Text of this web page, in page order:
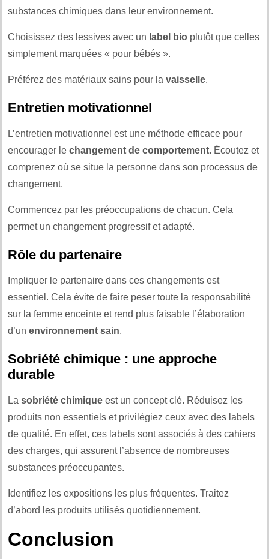
substances chimiques dans leur environnement.
Choisissez des lessives avec un label bio plutôt que celles
simplement marquées « pour bébés ».
Préférez des matériaux sains pour la vaisselle.
Entretien motivationnel
L’entretien motivationnel est une méthode efficace pour
encourager le changement de comportement. Écoutez et
comprenez où se situe la personne dans son processus de
changement.
Commencez par les préoccupations de chacun. Cela
permet un changement progressif et adapté.
Rôle du partenaire
Impliquer le partenaire dans ces changements est
essentiel. Cela évite de faire peser toute la responsabilité
sur la femme enceinte et rend plus faisable l’élaboration
d’un environnement sain.
Sobriété chimique : une approche
durable
La sobriété chimique est un concept clé. Réduisez les
produits non essentiels et privilégiez ceux avec des labels
de qualité. En effet, ces labels sont associés à des cahiers
des charges, qui assurent l’absence de nombreuses
substances préoccupantes.
Identifiez les expositions les plus fréquentes. Traitez
d’abord les produits utilisés quotidiennement.
Conclusion